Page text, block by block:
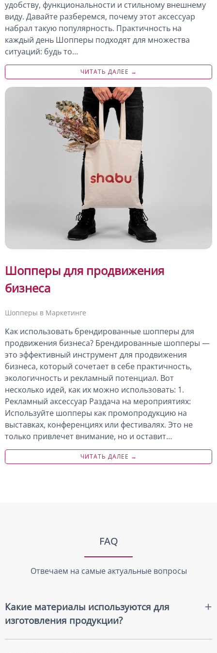
удобству, функциональности и стильному внешнему
виду. Давайте разберемся, почему этот аксессуар
набрал такую популярность. Практичность на
каждый день Шопперы подходят для множества
ситуаций: будь то…
ЧИТАТЬ ДАЛЕЕ →
Шопперы для продвижения
бизнеса
Шопперы в Маркетинге
Как использовать брендированные шопперы для
продвижения бизнеса? Брендированные шопперы —
это эффективный инструмент для продвижения
бизнеса, который сочетает в себе практичность,
экологичность и рекламный потенциал. Вот
несколько идей, как их можно использовать: 1.
Рекламный аксессуар Раздача на мероприятиях:
Используйте шопперы как промопродукцию на
выставках, конференциях или фестивалях. Это не
только привлечет внимание, но и оставит…
ЧИТАТЬ ДАЛЕЕ →
FAQ
Отвечаем на самые актуальные вопросы
Какие материалы используются для
изготовления продукции?
Мы используем несколько видов материалов. Это